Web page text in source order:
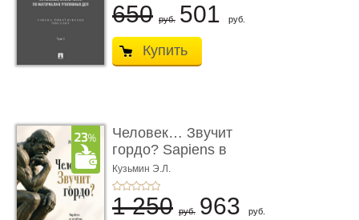
650 руб. 501 руб.
Купить
Человек… Звучит
гордо? Sapiens в
тенётах социума � ...
Кузьмин Э.Л.
1 250 руб. 963 руб.